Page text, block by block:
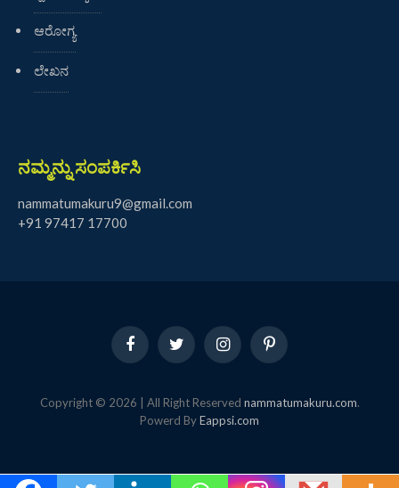
ಆರೋಗ್ಯ
ಲೇಖನ
ನಮ್ಮನ್ನು ಸಂಪರ್ಕಿಸಿ
nammatumakuru9@gmail.com
+91 97417 17700
FacebookTwitter InstagramPinterest
Copyright © 2026 | All Right Reserved nammatumakuru.com.
Powerd ByEappsi.com